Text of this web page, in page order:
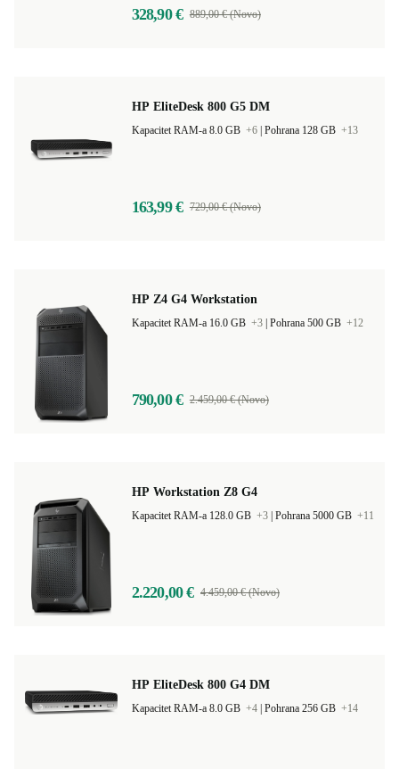
328,90 € 889,00 € (Novo)
HP EliteDesk 800 G5 DM
Kapacitet RAM-a 8.0 GB +6 Pohrana 128 GB +13
163,99 € 729,00 € (Novo)
HP Z4 G4 Workstation
Kapacitet RAM-a 16.0 GB +3 Pohrana 500 GB +12
790,00 € 2.459,00 € (Novo)
HP Workstation Z8 G4
Kapacitet RAM-a 128.0 GB +3 Pohrana 5000 GB +11
2.220,00 € 4.459,00 € (Novo)
HP EliteDesk 800 G4 DM
Kapacitet RAM-a 8.0 GB +4 Pohrana 256 GB +14